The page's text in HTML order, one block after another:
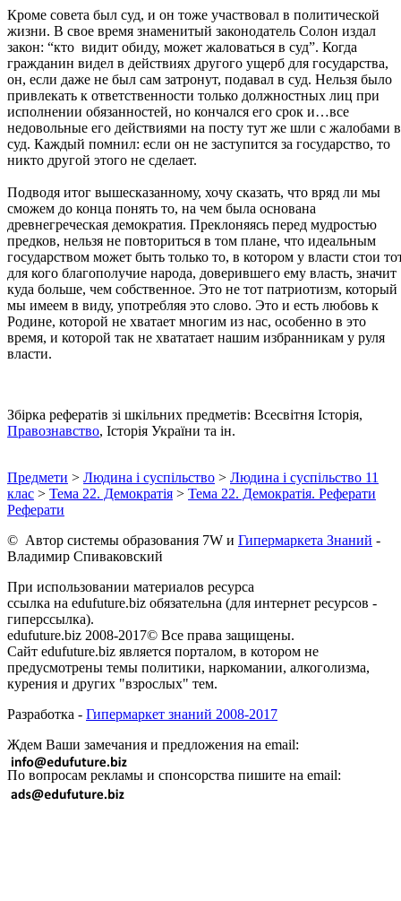
Кроме совета был суд, и он тоже участвовал в политической
жизни. В свое время знаменитый законодатель Солон издал
закон: “кто видит обиду, может жаловаться в суд”. Когда
гражданин видел в действиях другого ущерб для государства,
он, если даже не был сам затронут, подавал в суд. Нельзя было
привлекать к ответственности только должностных лиц при
исполнении обязанностей, но кончался его срок и…все
недовольные его действиями на посту тут же шли с жалобами в
суд. Каждый помнил: если он не заступится за государство, то
никто другой этого не сделает.
Подводя итог вышесказанному, хочу сказать, что вряд ли мы
сможем до конца понять то, на чем была основана
древнегреческая демократия. Преклоняясь перед мудростью
предков, нельзя не повториться в том плане, что идеальным
государством может быть только то, в котором у власти стои
для кого благополучие народа, доверившего ему власть, значит
куда больше, чем собственное. Это не тот патриотизм, который
мы имеем в виду, употребляя это слово. Это и есть любовь к
Родине, которой не хватает многим из нас, особенно в это
время, и которой так не хвататает нашим избранникам у руля
власти.
Збірка рефератів зі шкільних предметів: Всесвітня Історія,
Правознавство, Історія України та ін.
Предмети > Людина і суспільство > Людина і суспільство 11
клас > Тема 22. Демократія > Тема 22. Демократія. Реферати
Реферати
© Автор системы образования 7W и Гипермаркета Знаний -
Владимир Спиваковский
При использовании материалов ресурса
ссылка на edufuture.biz обязательна (для интернет ресурсов -
гиперссылка).
edufuture.biz 2008-2017© Все права защищены.
Сайт edufuture.biz является порталом, в котором не
предусмотрены темы политики, наркомании, алкоголизма,
курения и других "взрослых" тем.
Разработка - Гипермаркет знаний 2008-2017
Ждем Ваши замечания и предложения на email:
По вопросам рекламы и спонсорства пишите на email: